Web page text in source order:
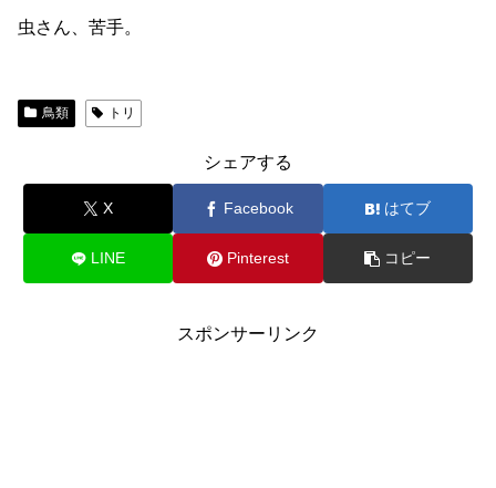
虫さん、苦手。
鳥類 トリ
シェアする
X Facebook はてブ
LINE Pinterest コピー
スポンサーリンク